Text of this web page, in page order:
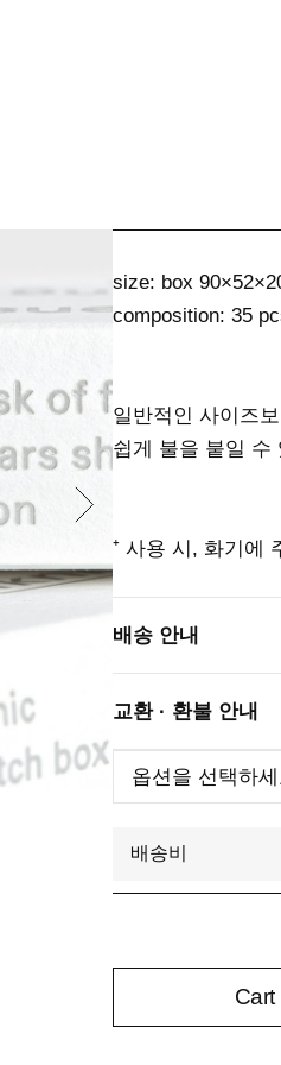
size: box
composition: 35
일반적인 사이즈
쉽게 불을 붙일 수
⁺ 사용 시, 화기에
배송 안내
교환 · 환불 안내
배송비
Cart